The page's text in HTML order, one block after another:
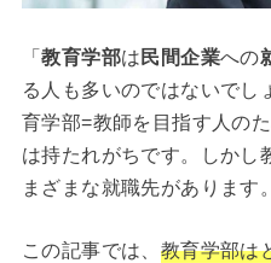
「教育学部は 民間企業への
る人も多いのではないでし
育学部=教師を目指す人の
は持たれがちです。しかし
まざまな就職先があります。
この記事では、 教育学部は